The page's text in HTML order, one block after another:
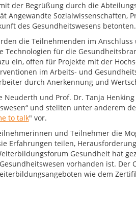
der Begrüßung durch die
Angewandte Sozialwissenschaften,
des Gesundheitswesens betonten.
die Teilnehmenden im
Technologien für die
ein, offen für Projekte mit der
im Arbeits- und
durch Anerkennung und
Neuderth und Prof. Dr. Tanja
und stellten unter anderem
to talk" vor.
und Teilnehmer die
Erfahrungen teilen,
Gesundheit hat
vorhanden ist.
wie dem